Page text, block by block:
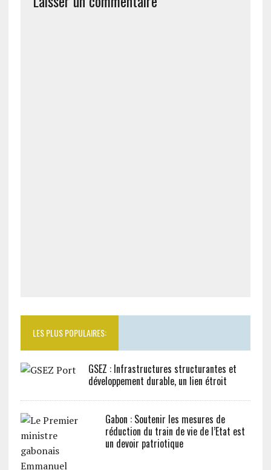
LES PLUS POPULAIRES:
GSEZ : Infrastructures structurantes et
développement durable, un lien étroit
Gabon : Soutenir les mesures de
réduction du train de vie de l’Etat est
un devoir patriotique